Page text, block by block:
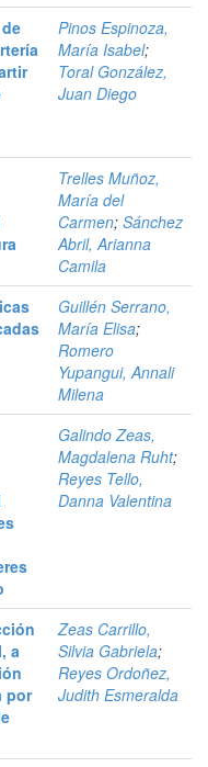
Pinos Espinoza,
María Isabel;
Toral González,
Juan Diego
Trelles Muñoz,
María del
Carmen; Sánchez
Abril, Arianna
Camila
Guillén Serrano,
María Elisa;
Romero
Yupangui, Annali
Milena
Galindo Zeas,
Magdalena Ruht;
Reyes Tello,
Danna Valentina
a
por
Zeas Carrillo,
Silvia Gabriela;
Reyes Ordoñez,
Judith Esmeralda